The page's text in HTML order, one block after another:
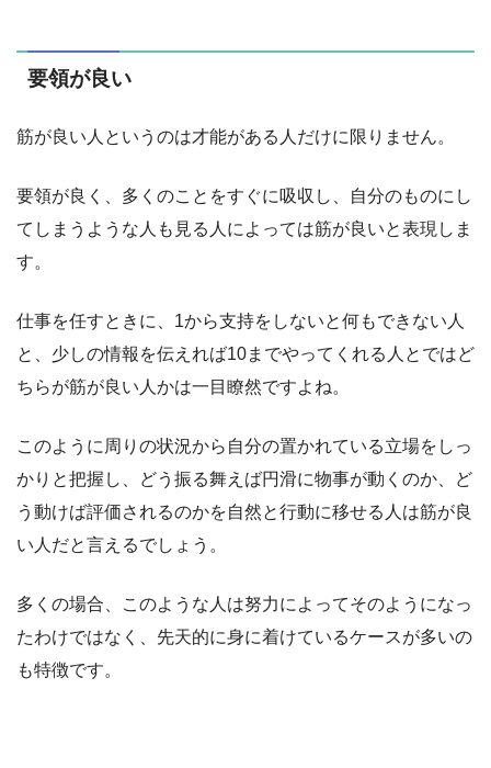
要領が良い
筋が良い人というのは才能がある人だけに限りません。
要領が良く、多くのことをすぐに吸収し、自分のものにし
てしまうような人も見る人によっては筋が良いと表現しま
す。
仕事を任すときに、1から支持をしないと何もできない人
と、少しの情報を伝えれば10までやってくれる人とではど
ちらが筋が良い人かは一目瞭然ですよね。
このように周りの状況から自分の置かれている立場をしっ
かりと把握し、どう振る舞えば円滑に物事が動くのか、ど
う動けば評価されるのかを自然と行動に移せる人は筋が良
い人だと言えるでしょう。
多くの場合、このような人は努力によってそのようになっ
たわけではなく、先天的に身に着けているケースが多いの
も特徴です。